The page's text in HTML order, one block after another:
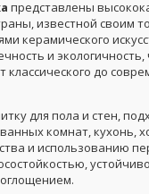
представлены
известной своим
керамического
и
до
для пола и стен,
комнат, кухонь,
и использованию